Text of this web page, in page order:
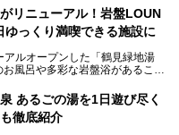
経て誕生した本施設は、温泉・
ネス・ラウンジ・レストランなど
”のイメージをさらに進化させ
参加し、館内のこだわりポイン
や160cmの深水風呂、没入感の
の台数を誇る最新AIフィットネ
の館内を詳しくご紹介します。
リニューアル！岩盤LOUN
っくり満喫できる施設に
ルオープンした「鶴見緑地湯
風呂や多彩な岩盤浴があること
してパワーアップしています。
たに登場した瞑想サウナをはじ
あるごの湯を1日遊び尽く
徹底紹介